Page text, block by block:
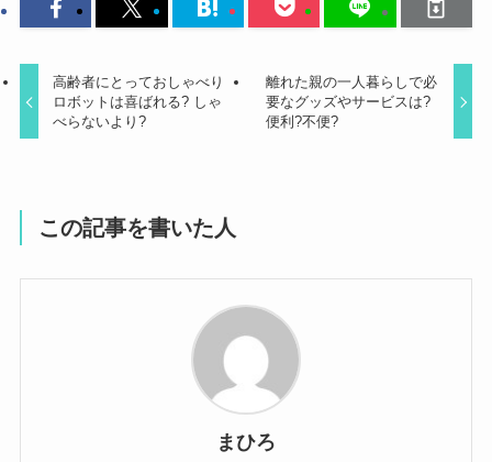
高齢者にとっておしゃべり
ロボットは喜ばれる? しゃ
べらないより?
離れた親の一人暮らしで必
要なグッズやサービスは?
便利?不便?
この記事を書いた人
まひろ